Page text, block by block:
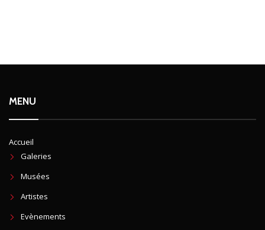
MENU
Accueil
Galeries
Musées
Artistes
Evènements